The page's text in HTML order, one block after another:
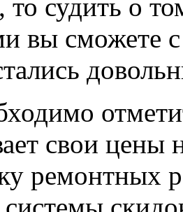
то судить о
вы сможете
свои цены
ремонтных